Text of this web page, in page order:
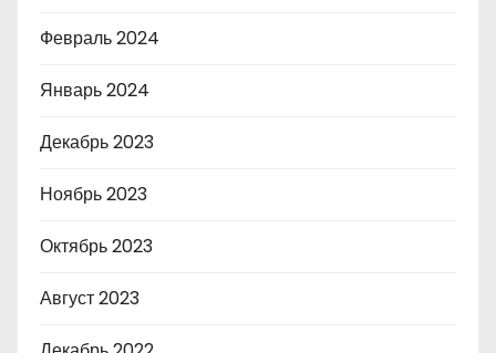
Февраль 2024
Январь 2024
Декабрь 2023
Ноябрь 2023
Октябрь 2023
Август 2023